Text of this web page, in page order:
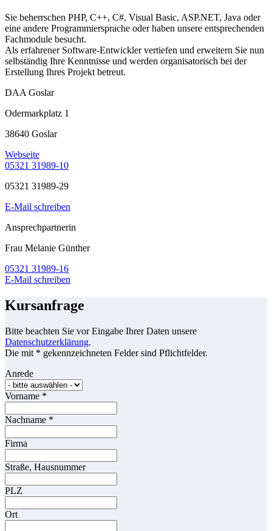
Sie beherrschen PHP, C++, C#, Visual Basic, ASP.NET, Java oder
eine andere Programmiersprache oder haben unsere entsprechenden
Fachmodule besucht.
Als erfahrener Software-Entwickler vertiefen und erweitern Sie nun
selbständig Ihre Kenntnisse und werden organisatorisch bei der
Erstellung Ihres Projekt betreut.
DAA Goslar
Odermarkplatz 1
38640 Goslar
Webseite
05321 31989-10
05321 31989-29
E-Mail schreiben
Ansprechpartnerin
Frau Melanie Günther
05321 31989-16
E-Mail schreiben
Kursanfrage
Bitte beachten Sie vor Eingabe Ihrer Daten unsere
Datenschutzerklärung.
Die mit * gekennzeichneten Felder sind Pflichtfelder.
Anrede
Vorname *
Nachname *
Firma
Straße, Hausnummer
PLZ
Ort